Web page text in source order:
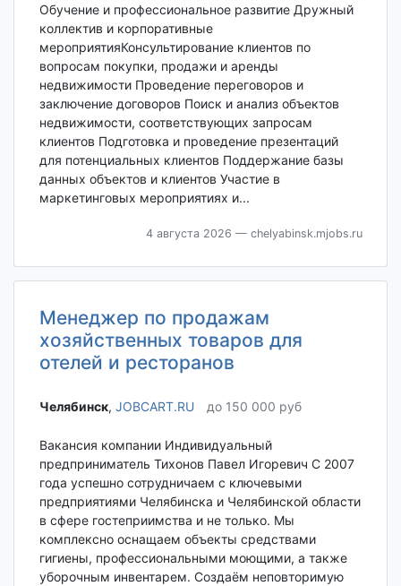
Обучение и профессиональное развитие Дружный
коллектив и корпоративные
мероприятияКонсультирование клиентов по
вопросам покупки, продажи и аренды
недвижимости Проведение переговоров и
заключение договоров Поиск и анализ объектов
недвижимости, соответствующих запросам
клиентов Подготовка и проведение презентаций
для потенциальных клиентов Поддержание базы
данных объектов и клиентов Участие в
маркетинговых мероприятиях и...
4 августа 2026 — chelyabinsk.mjobs.ru
Менеджер по продажам
хозяйственных товаров для
отелей и ресторанов
Челябинск‎, JOBCART.RU до 150 000 руб
Вакансия компании Индивидуальный
предприниматель Тихонов Павел Игоревич С 2007
года успешно сотрудничаем с ключевыми
предприятиями Челябинска и Челябинской области
в сфере гостеприимства и не только. Мы
комплексно оснащаем объекты средствами
гигиены, профессиональными моющими, а также
уборочным инвентарем. Создаём неповторимую